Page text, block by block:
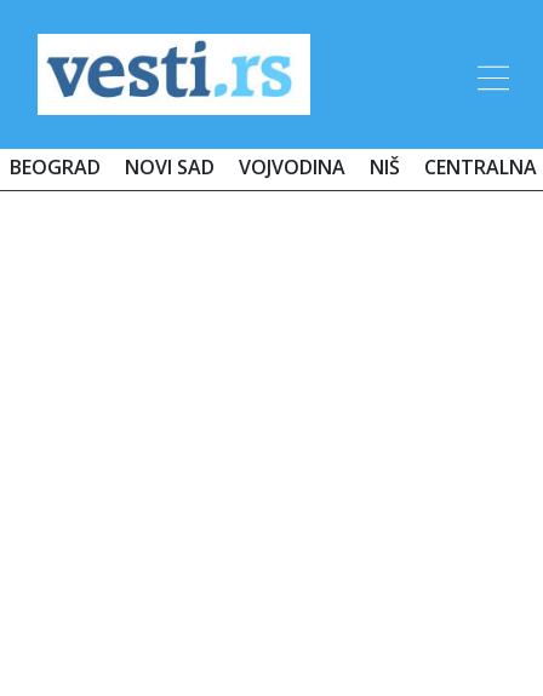
BEOGRAD NOVI SAD VOJVODINA NIŠ CENTRALNA